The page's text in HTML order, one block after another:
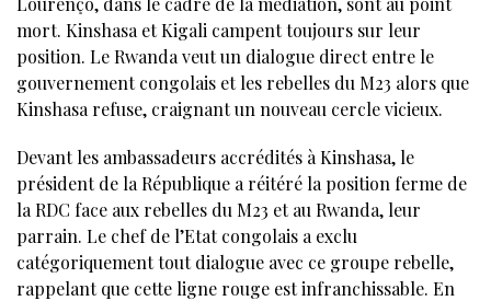
mort. Kinshasa et Kigali campent toujours sur leur
position. Le Rwanda veut un dialogue direct entre le
gouvernement congolais et les rebelles du M23 alors que
Kinshasa refuse, craignant un nouveau cercle vicieux.
Devant les ambassadeurs accrédités à Kinshasa, le
président de la République a réitéré la position ferme de
la RDC face aux rebelles du M23 et au Rwanda, leur
parrain. Le chef de l’Etat congolais a exclu
catégoriquement tout dialogue avec ce groupe rebelle,
rappelant que cette ligne rouge est infranchissable. En